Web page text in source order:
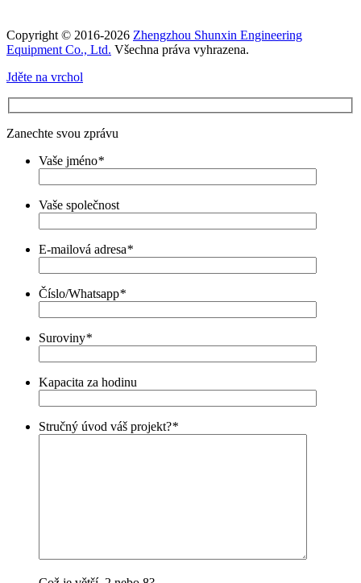
Copyright © 2016-2026 Zhengzhou Shunxin Engineering
Equipment Co., Ltd. Všechna práva vyhrazena.
Jděte na vrchol
Zanechte svou zprávu
Vaše jméno*
Vaše společnost
E-mailová adresa*
Číslo/Whatsapp*
Suroviny*
Kapacita za hodinu
Stručný úvod váš projekt?*